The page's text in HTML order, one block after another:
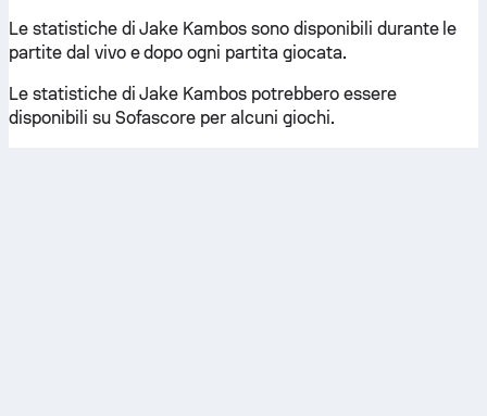
Le statistiche di Jake Kambos sono disponibili durante le
partite dal vivo e dopo ogni partita giocata.
Le statistiche di Jake Kambos potrebbero essere
disponibili su Sofascore per alcuni giochi.